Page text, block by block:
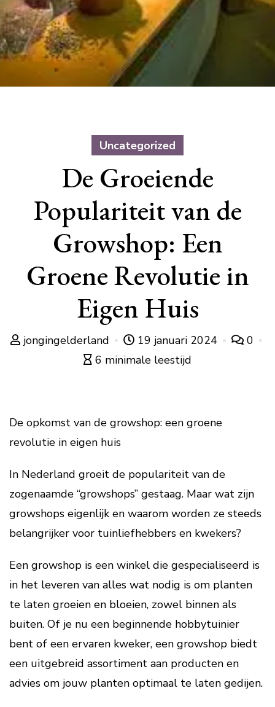
Uncategorized
De Groeiende
Populariteit van de
Growshop: Een
Groene Revolutie in
Eigen Huis
jongingelderland 19 januari 2024
0
6 minimale leestijd
De opkomst van de growshop: een groene
revolutie in eigen huis
In Nederland groeit de populariteit van de
zogenaamde “growshops” gestaag. Maar wat zijn
growshops eigenlijk en waarom worden ze steeds
belangrijker voor tuinliefhebbers en kwekers?
Een growshop is een winkel die gespecialiseerd is
in het leveren van alles wat nodig is om planten
te laten groeien en bloeien, zowel binnen als
buiten. Of je nu een beginnende hobbytuinier
bent of een ervaren kweker, een growshop biedt
een uitgebreid assortiment aan producten en
advies om jouw planten optimaal te laten gedijen.